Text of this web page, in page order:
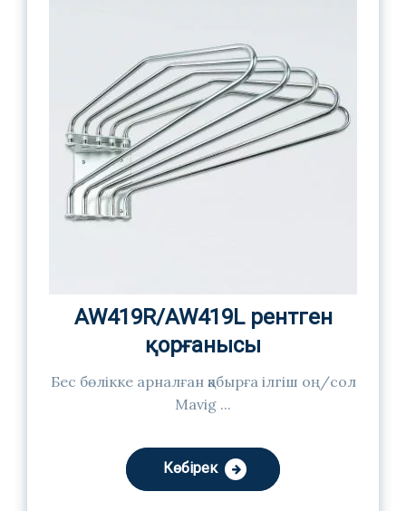
AW419R/AW419L рентген
қорғанысы
Бес бөлікке арналған қабырға ілгіш оң/сол
Mavig ...
Көбірек